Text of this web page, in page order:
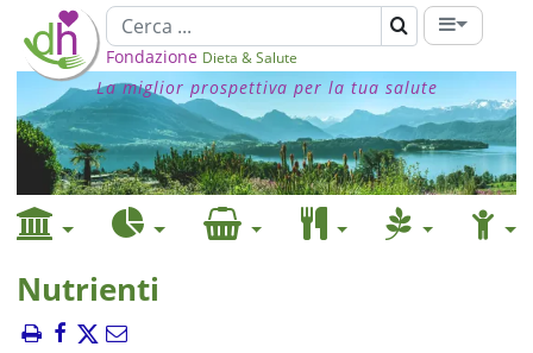
Fondazione Dieta & Salute
La miglior prospettiva per la tua salute
Nutrienti